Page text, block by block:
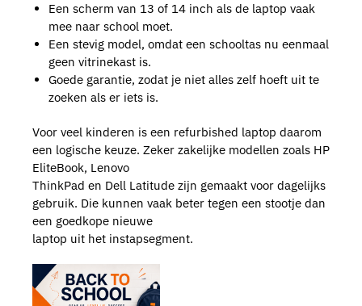
Een scherm van 13 of 14 inch als de laptop vaak
mee naar school moet.
Een stevig model, omdat een schooltas nu eenmaal
geen vitrinekast is.
Goede garantie, zodat je niet alles zelf hoeft uit te
zoeken als er iets is.
Voor veel kinderen is een refurbished laptop daarom
een logische keuze. Zeker zakelijke modellen zoals HP
EliteBook, Lenovo
ThinkPad en Dell Latitude zijn gemaakt voor dagelijks
gebruik. Die kunnen vaak beter tegen een stootje dan
een goedkope nieuwe
laptop uit het instapsegment.